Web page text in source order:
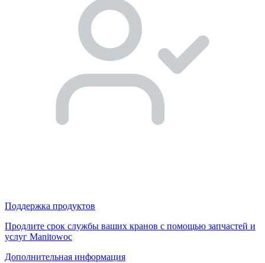
Поддержка продуктов
Продлите срок службы ваших кранов с помощью запчастей и
услуг Manitowoc
Дополнительная информация